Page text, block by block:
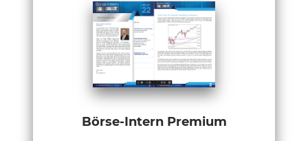
Börse-Intern Premium